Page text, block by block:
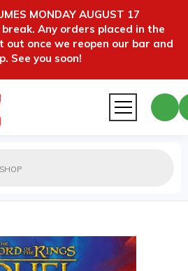
MONDAY AUGUST 17
Any orders placed in the
out once we reopen our bar and
See you soon!